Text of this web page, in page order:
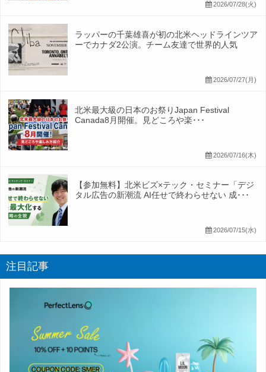
2026/07/28(火)
ラッパーの千葉雄喜が初の北米ヘッドラインツア
ーでカナダ2公演。チーム友達で世界的人気
2026/07/27(月)
北米最大級の日本のお祭りJapan Festival
Canada8月開催。見どころや楽･･･
2026/07/16(木)
【参加無料】北米ビズ×テック・セミナー「デジ
タル広告の新潮流 AI任せで終わらせない 成･･･
2026/07/15(水)
注目記事